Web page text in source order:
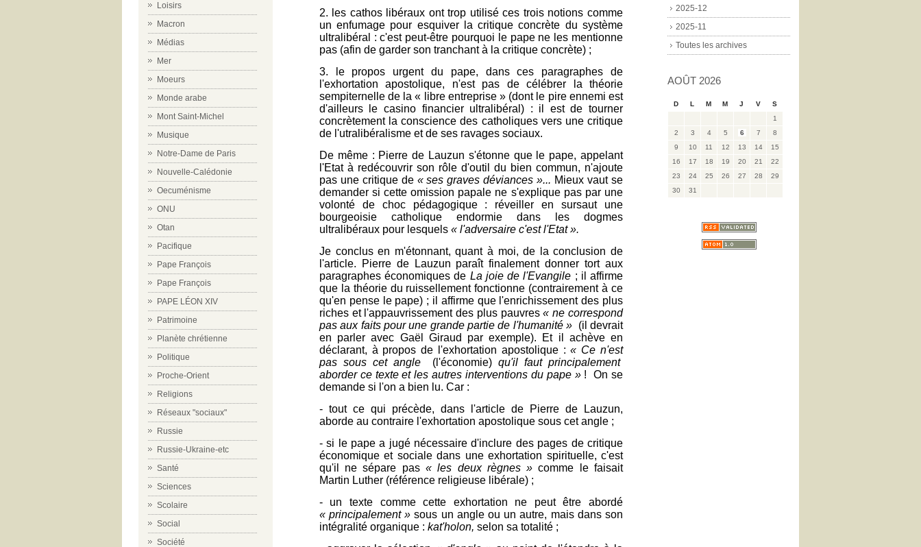
Loisirs
Macron
Médias
Mer
Moeurs
Monde arabe
Mont Saint-Michel
Musique
Notre-Dame de Paris
Nouvelle-Calédonie
Oecuménisme
ONU
Otan
Pacifique
Pape François
Pape François
PAPE LÉON XIV
Patrimoine
Planète chrétienne
Politique
Proche-Orient
Religions
Réseaux "sociaux"
Russie
Russie-Ukraine-etc
Santé
Sciences
Scolaire
Social
Société
2025-12
2025-11
Toutes les archives
AOÛT 2026
D L M M J V
S
1
2
3 4 5 6 7
8
9
10 11 12 13 14
15
16
17 18 19 20 21
22
23
24 25 26 27 28
29
30
31
2. les cathos libéraux ont trop utilisé ces trois notions comme
un enfumage pour esquiver la critique concrète du système
ultralibéral : c'est peut-être pourquoi le pape ne les mentionne
pas (afin de garder son tranchant à la critique concrète) ;
3. le propos urgent du pape, dans ces paragraphes de
l'exhortation apostolique, n'est pas de célébrer la théorie
sempiternelle de la « libre entreprise » (dont le pire ennemi est
d'ailleurs le casino financier ultralibéral) : il est de tourner
concrètement la conscience des catholiques vers une critique
de l'utralibéralisme et de ses ravages sociaux.
De même : Pierre de Lauzun s'étonne que le pape, appelant
l'Etat à redécouvrir son rôle d'outil du bien commun, n'ajoute
pas une critique de « ses graves déviances »... Mieux vaut se
demander si cette omission papale ne s'explique pas par une
volonté de choc pédagogique : réveiller en sursaut une
bourgeoisie catholique endormie dans les dogmes
ultralibéraux pour lesquels « l'adversaire c'est l'Etat ».
Je conclus en m'étonnant, quant à moi, de la conclusion de
l'article. Pierre de Lauzun paraît finalement donner tort aux
paragraphes économiques de La joie de l'Evangile ; il affirme
que la théorie du ruissellement fonctionne (contrairement à ce
qu'en pense le pape) ; il affirme que l'enrichissement des plus
riches et l'appauvrissement des plus pauvres« ne correspond
pas aux faits pour une grande partie de l'humanité » (il devrait
en parler avec Gaël Giraud par exemple). Et il achève en
déclarant, à propos de l'exhortation apostolique : « Ce n'est
pas sous cet angle(l'économie) qu'il faut principalement
aborder ce texte et les autres interventions du pape »! On se
demande si l'on a bien lu. Car:
- tout ce qui précède, dans l'article de Pierre de Lauzun,
aborde au contraire l'exhortation apostolique sous cet angle ;
- si le pape a jugé nécessaire d'inclure des pages de critique
économique et sociale dans une exhortation spirituelle, c'est
qu'il ne sépare pas« les deux règnes » comme le faisait
Martin Luther (référence religieuse libérale) ;
- un texte comme cette exhortation ne peut être abordé
« principalement » sous un angle ou un autre, mais dans son
intégralité organique : kat'holon, selon sa totalité ;